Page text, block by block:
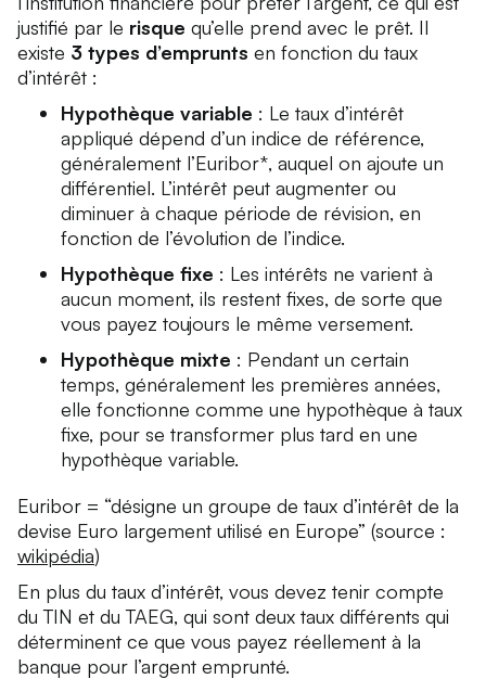
justifié par le risque qu’elle prend avec le prêt. Il
existe 3 types d’emprunts en fonction du taux
d’intérêt :
Hypothèque variable : Le taux d’intérêt
appliqué dépend d’un indice de référence,
généralement l’Euribor*, auquel on ajoute un
différentiel. L’intérêt peut augmenter ou
diminuer à chaque période de révision, en
fonction de l’évolution de l’indice.
Hypothèque fixe : Les intérêts ne varient à
aucun moment, ils restent fixes, de sorte que
vous payez toujours le même versement.
Hypothèque mixte : Pendant un certain
temps, généralement les premières années,
elle fonctionne comme une hypothèque à taux
fixe, pour se transformer plus tard en une
hypothèque variable.
Euribor = “désigne un groupe de taux d’intérêt de la
devise Euro largement utilisé en Europe” (source :
wikipédia)
En plus du taux d’intérêt, vous devez tenir compte
du TIN et du TAEG, qui sont deux taux différents qui
déterminent ce que vous payez réellement à la
banque pour l’argent emprunté.